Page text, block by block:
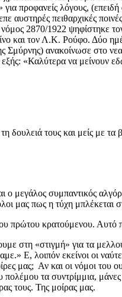
προφανείς λόγους,
αυστηρές πειθαρχικές
2870/1922 ψηφίστηκε
και τον Λ.Κ. Ρούφο. Δύο
ανακοίνωσε στο
«Καλύτερα να
δουλειά τους και μείς με τα
μεγάλος συμπαντικός
μας πως η τύχη μπλέκεται
πρώτου κρατούμενου. Αυτό
στη «στιγμή» για τα
Ε, λοιπόν εκείνοι οι
μας; Αν και οι νόμοι του
τα συντρίμμια,
τους. Της μοίρας μας.